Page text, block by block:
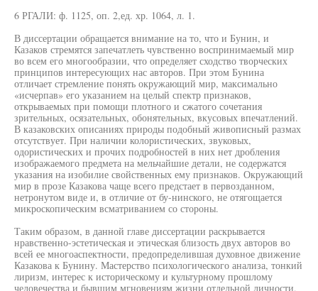
6 РГАЛИ: ф. 1125, оп. 2,ед. хр. 1064, л. 1.
В диссертации обращается внимание на то, что и Бунин, и
Казаков стремятся запечатлеть чувственно воспринимаемый мир
во всем его многообразии, что определяет сходство творческих
принципов интересующих нас авторов. При этом Бунина
отличает стремление понять окружающий мир, максимально
«исчерпав» его указанием на целый спектр признаков,
открываемых при помощи плотного и сжатого сочетания
зрительных, осязательных, обонятельных, вкусовых впечатлений.
В казаковских описаниях природы подобный живописный размах
отсутствует. При наличии колористических, звуковых,
одористических и прочих подробностей в них нет дробления
изображаемого предмета на мельчайшие детали, не содержатся
указания на изобилие свойственных ему признаков. Окружающий
мир в прозе Казакова чаще всего предстает в первозданном,
нетронутом виде и, в отличие от бу-нинского, не отягощается
микроскопическим всматриванием со стороны.
Таким образом, в данной главе диссертации раскрывается
нравственно-эстетическая и этическая близость двух авторов во
всей ее многоаспектности, предопределившая духовное движение
Казакова к Бунину. Мастерство психологического анализа, тонкий
лиризм, интерес к историческому и культурному прошлому
человечества и бывшим мгновениям жизни отдельной личности,